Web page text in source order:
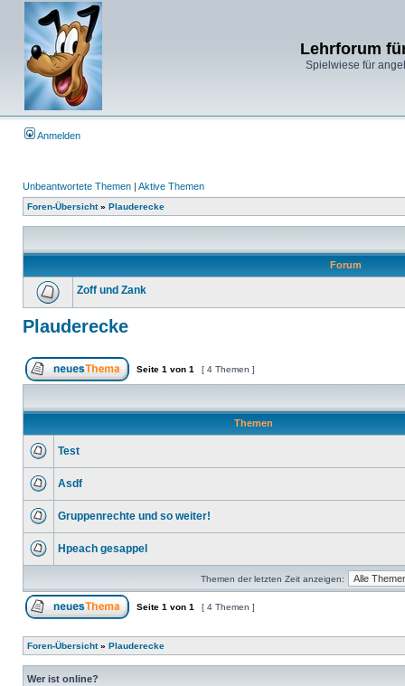
Lehrforum
Spielwiese für
Anmelden
Unbeantwortete Themen | Aktive Themen
Foren-Übersicht» Plauderecke
Forum
Zoff und Zank
Plauderecke
Seite 1 von 1 [ 4 Themen ]
Themen
Test
Asdf
Gruppenrechte und so weiter!
Hpeach gesappel
Themen der letzten Zeit anzeigen:
Seite 1 von 1 [ 4 Themen ]
Foren-Übersicht» Plauderecke
Wer ist online?